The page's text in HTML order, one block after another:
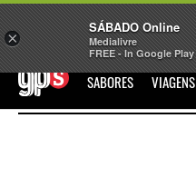
Sábado
GPS SABORES VIAGENS
×
SÁBADO Online
Medialivre
FREE - In Google Play